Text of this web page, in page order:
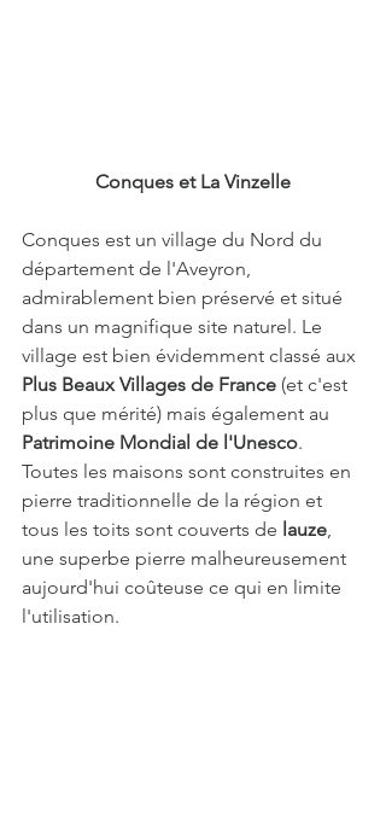
Conques et La Vinzelle
Conques est un village du Nord du
département de l'Aveyron,
admirablement bien préservé et situé
dans un magnifique site naturel. Le
village est bien évidemment classé aux
Plus Beaux Villages de France (et c'est
plus que mérité) mais également au
Patrimoine Mondial de l'Unesco.
Toutes les maisons sont construites en
pierre traditionnelle de la région et
tous les toits sont couverts de lauze
une superbe pierre malheureusement
aujourd'hui coûteuse ce qui en limite
l'utilisation.